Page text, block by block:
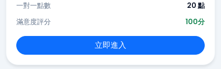
一對一點數
20 點
滿意度評分
100分
立即進入